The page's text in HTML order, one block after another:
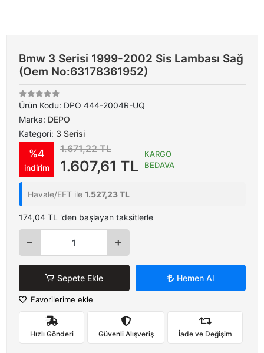
Bmw 3 Serisi 1999-2002 Sis Lambası Sağ
(Oem No:63178361952)
Ürün Kodu: DPO 444-2004R-UQ
Marka: DEPO
Kategori: 3 Serisi
%4
indirim
1.671,22 TL
1.607,61 TL
KARGO
BEDAVA
Havale/EFT ile 1.527,23 TL
174,04 TL 'den başlayan taksitlerle
Sepete Ekle Hemen Al
Favorilerime ekle
Hızlı Gönderi Güvenli Alışveriş İade ve Değişim